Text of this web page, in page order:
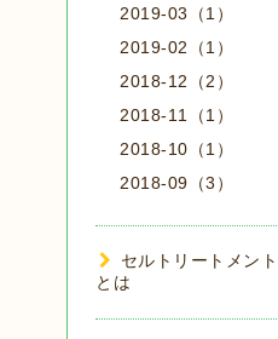
2019-03（1）
2019-02（1）
2018-12（2）
2018-11（1）
2018-10（1）
2018-09（3）
セルトリートメント
とは